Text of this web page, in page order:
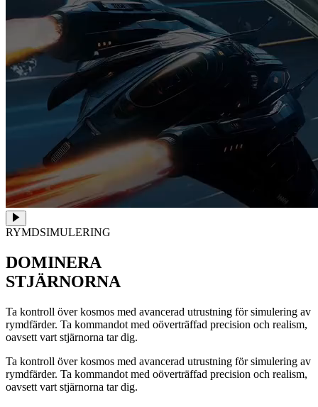
RYMDSIMULERING
DOMINERA
STJÄRNORNA
Ta kontroll över kosmos med avancerad utrustning för simulering av
rymdfärder. Ta kommandot med oöverträffad precision och realism,
oavsett vart stjärnorna tar dig.
Ta kontroll över kosmos med avancerad utrustning för simulering av
rymdfärder. Ta kommandot med oöverträffad precision och realism,
oavsett vart stjärnorna tar dig.